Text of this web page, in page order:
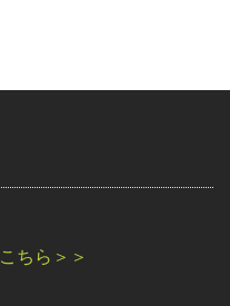
こちら＞＞